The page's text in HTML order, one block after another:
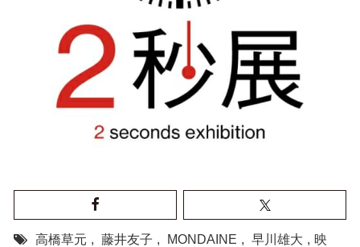
高橋草元 , 藤井友子 , MONDAINE , 早川雄大 , 映